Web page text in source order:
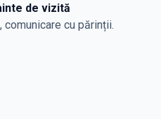
de vizită
cu părinții.